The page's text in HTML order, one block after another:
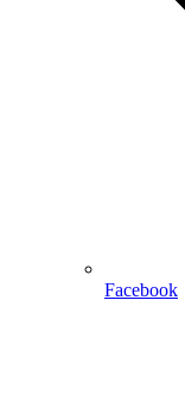
Facebook